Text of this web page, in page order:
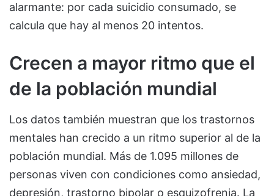
alarmante: por cada suicidio consumado, se
calcula que hay al menos 20 intentos.
Crecen a mayor ritmo que el
de la población mundial
Los datos también muestran que los trastornos
mentales han crecido a un ritmo superior al de la
población mundial. Más de 1.095 millones de
personas viven con condiciones como ansiedad,
depresión, trastorno bipolar o esquizofrenia. La